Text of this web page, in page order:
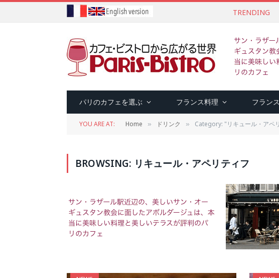
TRENDING
パリのカフェを選ぶ フランス料理 フラン
YOU ARE AT: Home » ドリンク » Category: "リキュール・アペ
BROWSING: リキュール・アペリティフ